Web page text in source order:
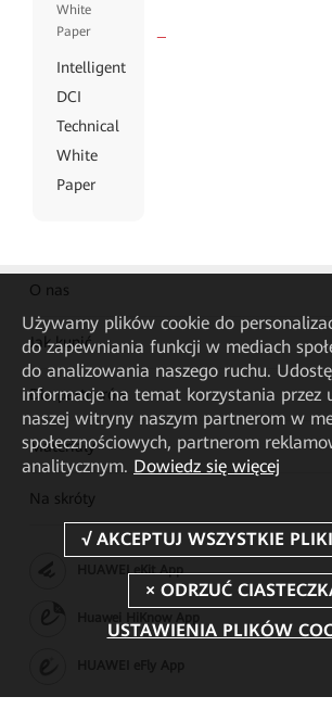
White
Paper
Intelligent
DCI
Technical
White
Paper
O nas
Jak kupić
Dla partnerów
Materiały
Na skróty
HUAWEI eKit App
Używamy plików cookie do
do zapewniania funkcji w mediach
do analizowania naszego ruchu.
informacje na temat korzystania przez
naszej witryny naszym partnerom w
społecznościowych, partnerom
analitycznym. Dowiedz się więcej
USTAWIENIA PLIKÓW